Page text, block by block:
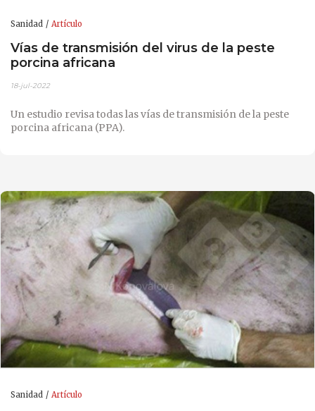
Sanidad Artículo
Vías de transmisión del virus de la peste
porcina africana
18-jul-2022
Un estudio revisa todas las vías de transmisión de la peste
porcina africana (PPA).
Sanidad Artículo